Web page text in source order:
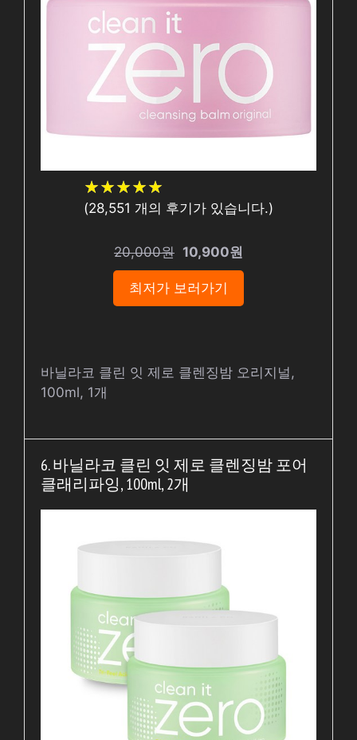
★★★★★
★★★★★
(28,551 개의 후기가 있습니다.)
20,000원 10,900원
최저가 보러가기
바닐라코 클린 잇 제로 클렌징밤 오리지널,
100ml, 1개
6. 바닐라코 클린 잇 제로 클렌징밤 포어
클래리파잉, 100ml, 2개